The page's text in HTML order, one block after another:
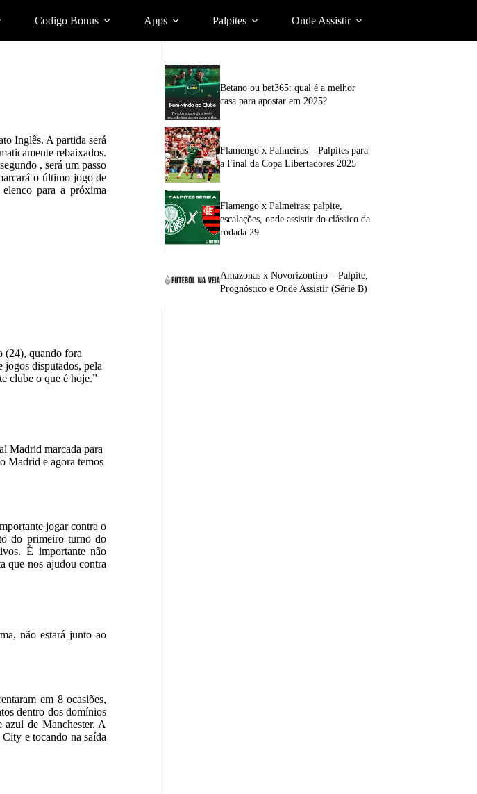
Codigo Bonus Apps Palpites Onde Assistir
Inglês. A partida será
rebaixados.
, será um passo
o último jogo de
para a próxima
(24), quando fora
disputados, pela
clube o que é hoje.”
Madrid marcada para
Madrid e agora temos
jogar contra o
do primeiro turno do
É importante não
que nos ajudou contra
não estará junto ao
em 8 ocasiões,
dentro dos domínios
de Manchester. A
e tocando na saída
Betano ou bet365: qual é a melhor
casa para apostar em 2025?
Flamengo x Palmeiras – Palpites para
a Final da Copa Libertadores 2025
Flamengo x Palmeiras: palpite,
escalações, onde assistir do clássico da
rodada 29
Amazonas x Novorizontino – Palpite,
Prognóstico e Onde Assistir (Série B)